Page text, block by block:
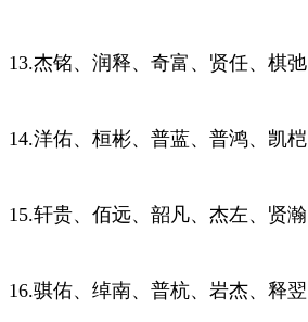
13.杰铭、润释、奇富、贤任、棋弛
14.洋佑、桓彬、普蓝、普鸿、凯桤
15.轩贵、佰远、韶凡、杰左、贤瀚
16.骐佑、绰南、普杭、岩杰、释翌